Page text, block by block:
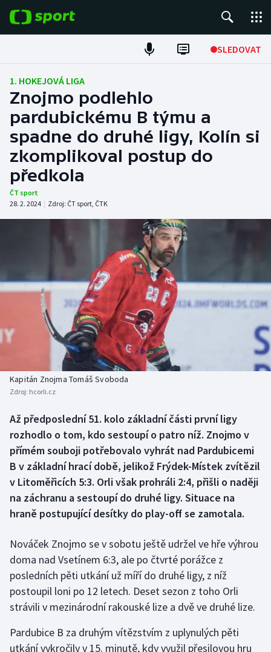
SLEDOVAT
Fotbal
Hokej
Tenis
Atletika
Cyklistika
DALŠÍ SPORTY
Baseball a softbal
Basketbal
Biatlon
Boby a skeleton
Box
Curling
Dostihy
Florbal
Futsal
Golf
Gymnastika
Házená
Jezdectví
Soutěže
Historické návraty
Aplikace ČT sport
1. HOKEJOVÁ LIGA
Znojmo podlehlo
pardubickému B týmu a
spadne do druhé ligy, Kolín si
zkomplikoval postup do
předkola
ČT sport
28. 2. 2024 | Zdroj: ČT sport, ČTK
Kapitán Znojma Tomáš Svoboda
Zdroj: hcorli.cz
Až předposlední 51. kolo základní části první ligy
rozhodlo o tom, kdo sestoupí o patro níž. Znojmo v
přímém souboji potřebovalo vyhrát nad Pardubicemi
B v základní hrací době, jelikož Frýdek-Místek zvítězil
v Litoměřicích 5:3. Orli však prohráli 2:4, přišli o naději
na záchranu a sestoupí do druhé ligy. Situace na
hraně postupující desítky do play-off se zamotala.
Nováček Znojmo se v sobotu ještě udržel ve hře výhrou
doma nad Vsetínem 6:3, ale po čtvrté porážce z
posledních pěti utkání už míří do druhé ligy, z níž
postoupil loni po 12 letech. Deset sezon z toho Orli
strávili v mezinárodní rakouské lize a dvě ve druhé lize.
Pardubice B za druhým vítězstvím z uplynulých pěti
utkání vykročily v 15. minutě, kdy využil přesilovou hru